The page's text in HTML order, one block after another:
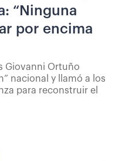
“Ninguna
por encima
Giovanni Ortuño
nacional y llamó a los
para reconstruir el